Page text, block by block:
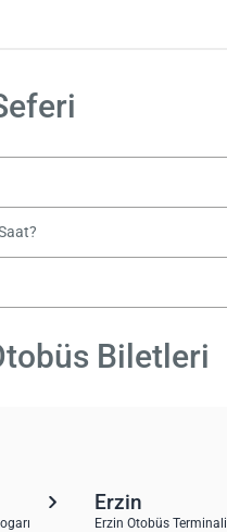
Biletleri
Erzin
Erzin Otobüs Terminali